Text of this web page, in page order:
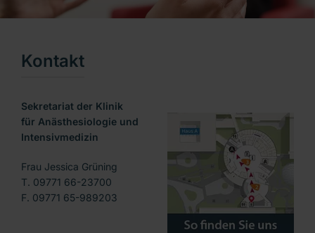
NOTFALL
Anästhesie-Ambulanz
Kontakt
Sekretariat der Klinik
für Anästhesiologie und
Intensivmedizin
Frau Jessica Grüning
T. 09771 66-23700
F. 09771 65-989203